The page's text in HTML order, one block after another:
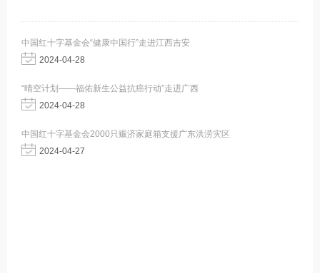
中国红十字基金会“健康中国行”走进江西吉安
2024-04-28
“晴空计划——福佑新生公益抗癌行动”走进广西
2024-04-28
中国红十字基金会2000只赈济家庭箱支援广东洪涝灾区
2024-04-27